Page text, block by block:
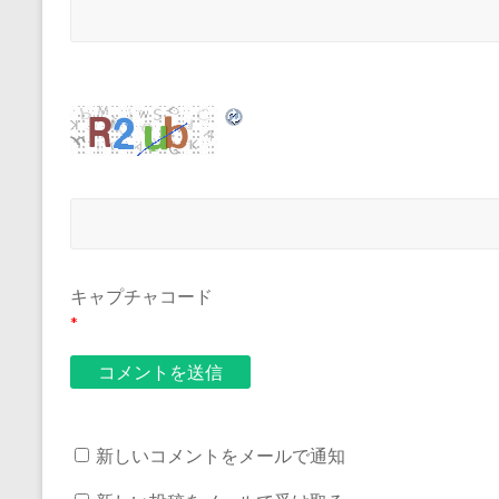
キャプチャコード
*
新しいコメントをメールで通知